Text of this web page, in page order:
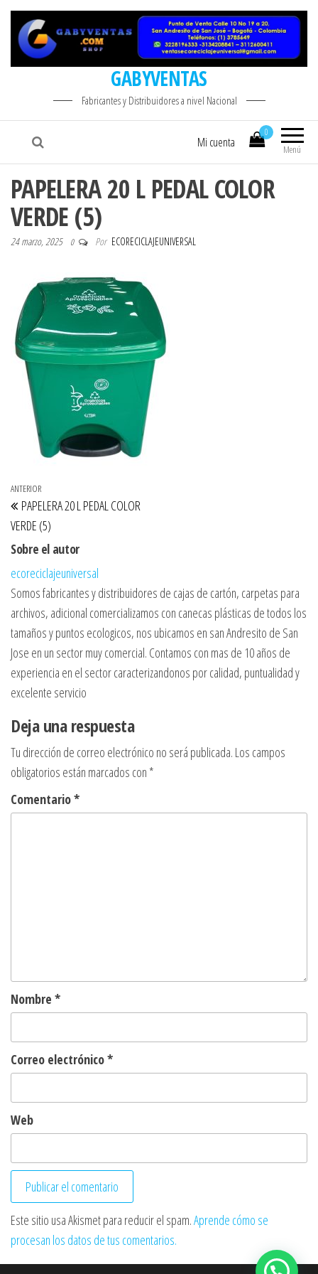
GABYVENTAS
Fabricantes y Distribuidores a nivel Nacional
Menú
0
Mi cuenta
PAPELERA 20 L PEDAL COLOR
VERDE (5)
24 marzo, 2025 0 Por ECORECICLAJEUNIVERSAL
Navegación de entradas
Entrada anterior
ANTERIOR
PAPELERA 20 L PEDAL COLOR
VERDE (5)
Sobre el autor
ecoreciclajeuniversal
Somos fabricantes y distribuidores de cajas de cartón, carpetas para
archivos, adicional comercializamos con canecas plásticas de todos los
tamaños y puntos ecologicos, nos ubicamos en san Andresito de San
Jose en un sector muy comercial. Contamos con mas de 10 años de
experiencia en el sector caracterizandonos por calidad, puntualidad y
excelente servicio
Deja una respuesta
Tu dirección de correo electrónico no será publicada. Los campos
obligatorios están marcados con *
Comentario*
Nombre *
Correo electrónico*
Web
Este sitio usa Akismet para reducir el spam.Aprende cómo se
procesan los datos de tus comentarios.